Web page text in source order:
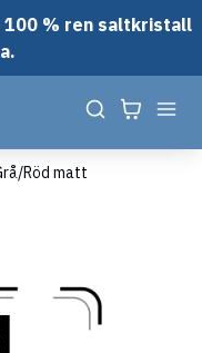
% ren saltkristall
Röd matt